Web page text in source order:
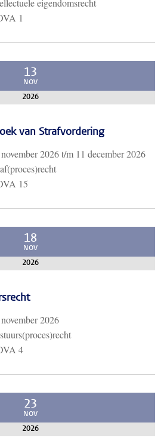
eigendomsrecht
1
13
NOV
2026
van Strafvordering
2026t/m 11 december 2026
15
18
NOV
2026
2026
4
23
NOV
2026